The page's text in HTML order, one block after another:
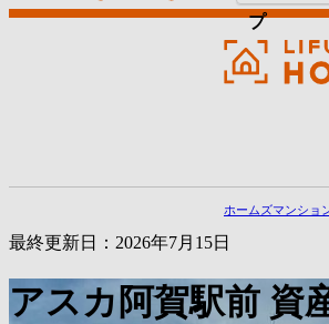
プ
ホームズマンショ
最終更新日：2026年7月15日
アスカ阿賀駅前 資